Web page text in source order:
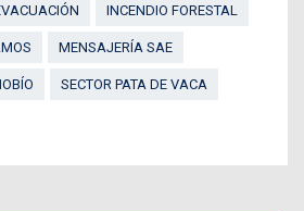
INCENDIO FORESTAL
MENSAJERÍA SAE
SECTOR PATA DE VACA